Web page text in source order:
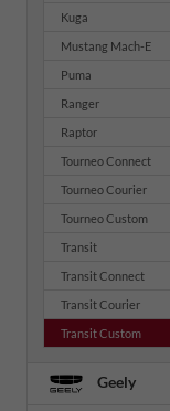
Kuga
Mustang Mach-E
Puma
Ranger
Raptor
Tourneo Connect
Tourneo Courier
Tourneo Custom
Transit
Transit Connect
Transit Courier
Transit Custom
Geely